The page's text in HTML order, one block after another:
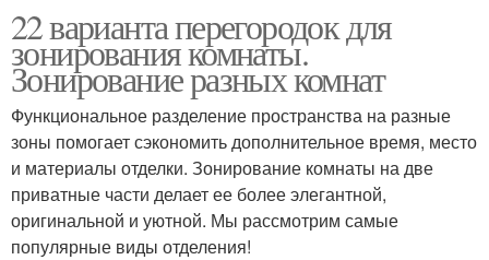
22 варианта перегородок для
зонирования комнаты.
Зонирование разных комнат
Функциональное разделение пространства на разные
зоны помогает сэкономить дополнительное время, место
и материалы отделки. Зонирование комнаты на две
приватные части делает ее более элегантной,
оригинальной и уютной. Мы рассмотрим самые
популярные виды отделения!